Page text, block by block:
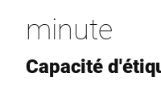
minute
Capacité